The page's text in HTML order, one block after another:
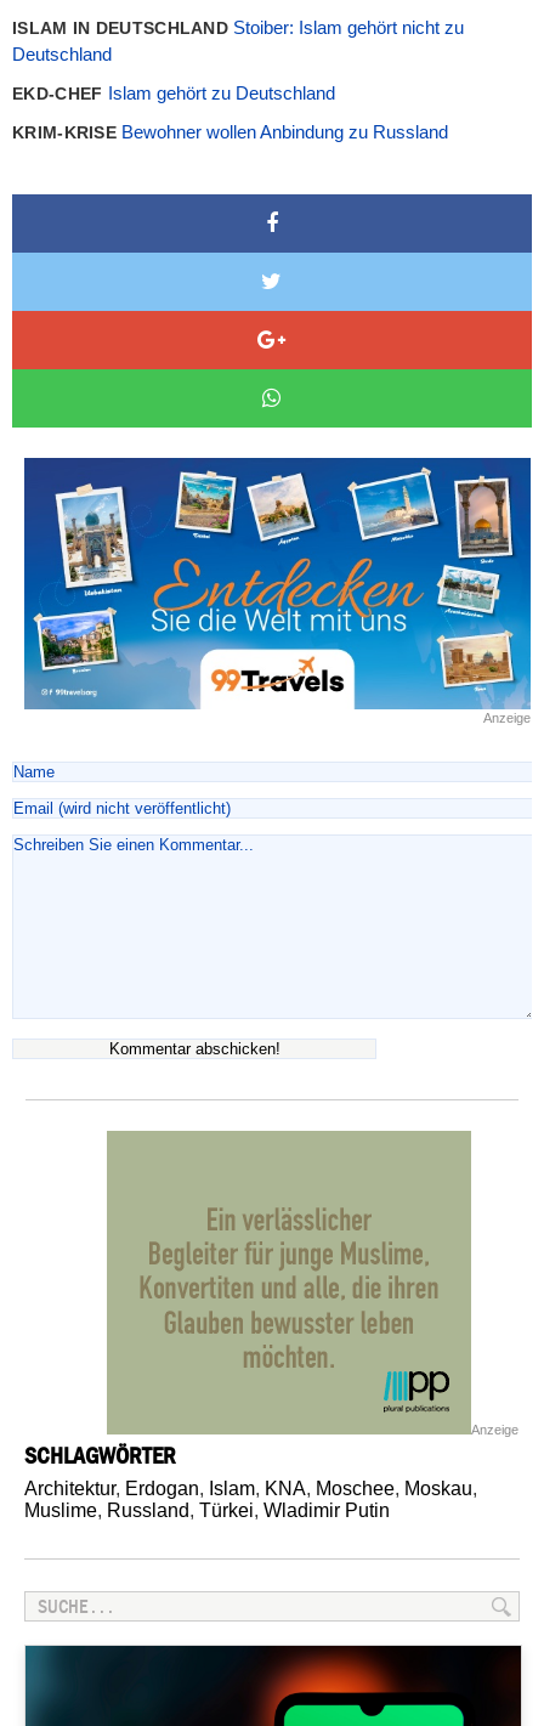
ISLAM IN DEUTSCHLAND Stoiber: Islam gehört nicht zu
Deutschland
EKD-CHEF Islam gehört zu Deutschland
KRIM-KRISE Bewohner wollen Anbindung zu Russland
Anzeige
Anzeige
SCHLAGWÖRTER
Architektur, Erdogan, Islam, KNA, Moschee, Moskau,
Muslime, Russland, Türkei, Wladimir Putin